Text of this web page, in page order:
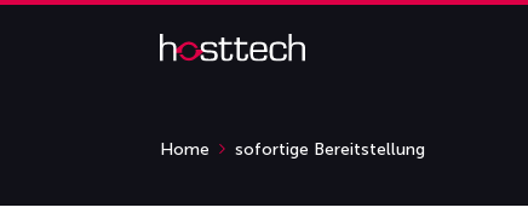
Home sofortige Bereitstellung